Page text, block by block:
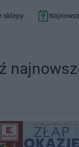
sklepy